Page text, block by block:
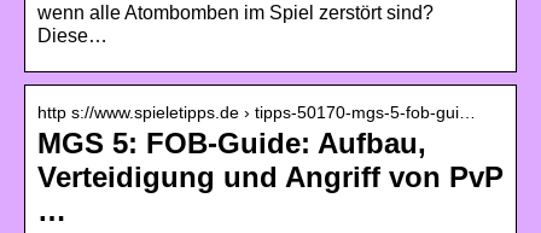
wenn alle Atombomben im Spiel zerstört sind?
Diese…
http s://www.spieletipps.de › tipps-50170-mgs-5-fob-gui…
MGS 5: FOB-Guide: Aufbau,
Verteidigung und Angriff von PvP
…